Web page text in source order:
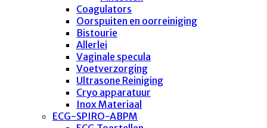
Coagulators
Oorspuiten en oorreiniging
Bistourie
Allerlei
Vaginale specula
Voetverzorging
Ultrasone Reiniging
Cryo apparatuur
Inox Materiaal
ECG-SPIRO-ABPM